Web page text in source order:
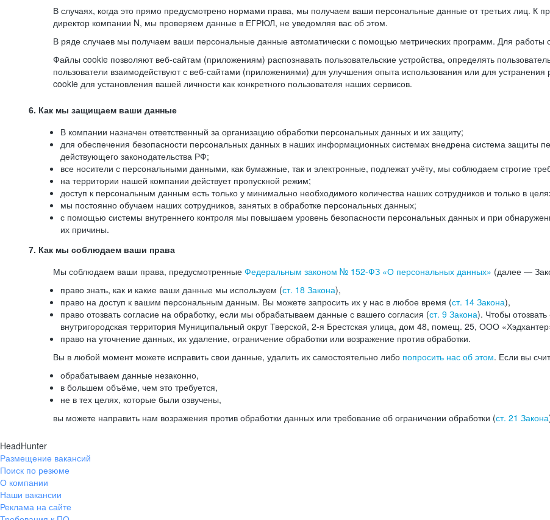
В случаях, когда это прямо предусмотрено нормами права, мы получаем ваши персональные данные от третьих лиц. К
директор компании N, мы проверяем данные в ЕГРЮЛ, не уведомляя вас об этом.
В ряде случаев мы получаем ваши персональные данные автоматически с помощью метрических программ. Для
Файлы cookie позволяют веб-сайтам (приложениям) распознавать пользовательские устройства, определять
пользователи взаимодействуют с веб-сайтами (приложениями) для улучшения опыта использования или для
cookie для установления вашей личности как конкретного пользователя наших сервисов.
6. Как мы защищаем ваши данные
В компании назначен ответственный за организацию обработки персональных данных и их защиту;
для обеспечения безопасности персональных данных в наших информационных системах внедрена система защиты
действующего законодательства РФ;
все носители с персональными данными, как бумажные, так и электронные, подлежат учёту, мы соблюдаем строгие
на территории нашей компании действует пропускной режим;
доступ к персональным данным есть только у минимально необходимого количества наших сотрудников и только в
мы постоянно обучаем наших сотрудников, занятых в обработке персональных данных;
с помощью системы внутреннего контроля мы повышаем уровень безопасности персональных данных и при
их причины.
7. Как мы соблюдаем ваши права
Мы соблюдаем ваши права, предусмотренные Федеральным законом № 152-ФЗ «О персональных данных» (далее —
право знать, как и какие ваши данные мы используем (ст. 18 Закона),
право на доступ к вашим персональным данным. Вы можете запросить их у нас в любое время (ст. 14 Закона),
право отозвать согласие на обработку, если мы обрабатываем данные с вашего согласия (ст. 9 Закона). Чтобы
внутригородская территория Муниципальный округ Тверской, 2-я Брестская улица, дом 48, помещ. 25, ООО
право на уточнение данных, их удаление, ограничение обработки или возражение против обработки.
Вы в любой момент можете исправить свои данные, удалить их самостоятельно либо попросить нас об этом. Если вы
обрабатываем данные незаконно,
в большем объёме, чем это требуется,
не в тех целях, которые были озвучены,
вы можете направить нам возражения против обработки данных или требование об ограничении обработки (ст. 21 Закона
HeadHunter
Размещение вакансий
Поиск по резюме
О компании
Наши вакансии
Реклама на сайте